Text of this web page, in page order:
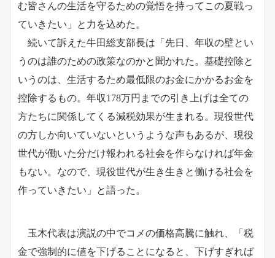
む皆さんの生活を守るための覚悟を持ってこの夏戦っ
ていきたい」と力を込めた。
続いて訴えた牛田総支部長は「先日、年収の壁とい
うのは誰のための政策なのかと聞かれた。基礎控除と
いうのは、生活するため最低限のお金にかかるお金を
控除するもの。年収178万円までの引き上げは全ての
方たちに関係してくる減税効果が生まれる。現役世代
の方しか向いていないというような声もあるが、現役
世代が働いた分だけ報われる社会を作らなければ年金
もない。なので、現役世代が生き生きと働ける社会を
作っていきたい」と語った。
玉木代表は演説の中でコメの価格高騰に触れ、「税
金で強制的に値を下げることになると、下げすぎれば